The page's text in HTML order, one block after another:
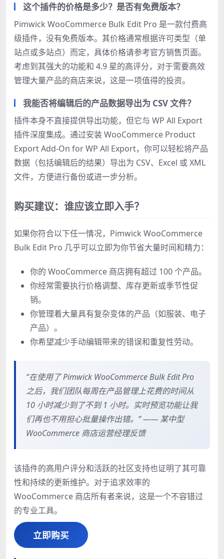
这个插件的价格是多少？是否有免费版本？
Pimwick WooCommerce Bulk Edit Pro 是一款付费高
级插件，没有免费版本。其价格通常根据许可类型（单
站点或多站点）而定，具体价格请参考官方销售页面。
考虑到其强大的功能和 4.9 星的高评分，对于需要高效
管理大量产品的商店来说，这是一项值得的投资。
我能否将编辑后的产品数据导出为 CSV 文件？
插件本身不直接提供导出功能，但它与 WP All Export
插件深度集成。通过安装 WooCommerce Product
Export Add-On for WP All Export，你可以轻松将产品
数据（包括编辑后的结果）导出为 CSV、Excel 或 XML
文件，方便进行备份或进一步分析。
购买建议：谁应该立即入手？
如果你符合以下任一情况，Pimwick WooCommerce
Bulk Edit Pro 几乎可以立即为你节省大量时间和精力：
你的 WooCommerce 商店拥有超过 100 个产品。
你经常需要执行价格调整、库存更新或季节性促
销。
你管理着大量具有复杂变体的产品（如服装、电子
产品）。
你希望减少手动编辑带来的错误和重复性劳动。
“在使用了 Pimwick WooCommerce Bulk Edit Pro
之后，我们团队每周在产品管理上花费的时间从
10 小时减少到了不到 1 小时。实时预览功能让我
们再也不用担心批量操作出错。” —— 某中型
WooCommerce 商店运营经理反馈
该插件的高用户评分和活跃的社区支持也证明了其可靠
性和持续的更新维护。对于追求效率的
WooCommerce 商店所有者来说，这是一个不容错过
的专业工具。
立即购买